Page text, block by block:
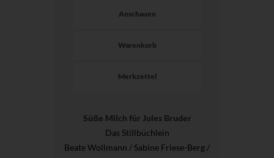
Anschauen
Warenkorb
Merkzettel
Süße Milch für Jules Bruder
Das Stillbüchlein
Beate Wollmann / Sabine Friese-Berg /